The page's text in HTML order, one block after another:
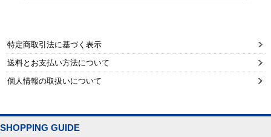
特定商取引法に基づく表示
送料とお支払い方法について
個人情報の取扱いについて
SHOPPING GUIDE